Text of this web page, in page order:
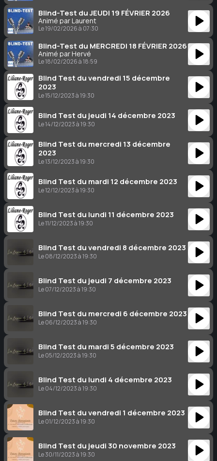
Blind-Test du JEUDI 19 FÉVRIER 2026
Animé par Laurent
Le 19/02/2026 à 07:30
Blind-Test du MERCREDI 18 FÉVRIER 2026
Animé par Hervé
Le 18/02/2026 à 18:59
Blind Test du vendredi 15 décembre
2023
Le 15/12/2023 à 19:30
Blind Test du jeudi 14 décembre 2023
Le 14/12/2023 à 19:30
Blind Test du mercredi 13 décembre
2023
Le 13/12/2023 à 19:30
Blind Test du mardi 12 décembre 2023
Le 12/12/2023 à 19:30
Blind Test du lundi 11 décembre 2023
Le 11/12/2023 à 19:30
Blind Test du vendredi 8 décembre 2023
Le 08/12/2023 à 19:30
Blind Test du jeudi 7 décembre 2023
Le 07/12/2023 à 19:30
Blind Test du mercredi 6 décembre 2023
Le 06/12/2023 à 19:30
Blind Test du mardi 5 décembre 2023
Le 05/12/2023 à 19:30
Blind Test du lundi 4 décembre 2023
Le 04/12/2023 à 19:30
Blind Test du vendredi 1 décembre 2023
Le 01/12/2023 à 19:30
Blind Test du jeudi 30 novembre 2023
Le 30/11/2023 à 19:30